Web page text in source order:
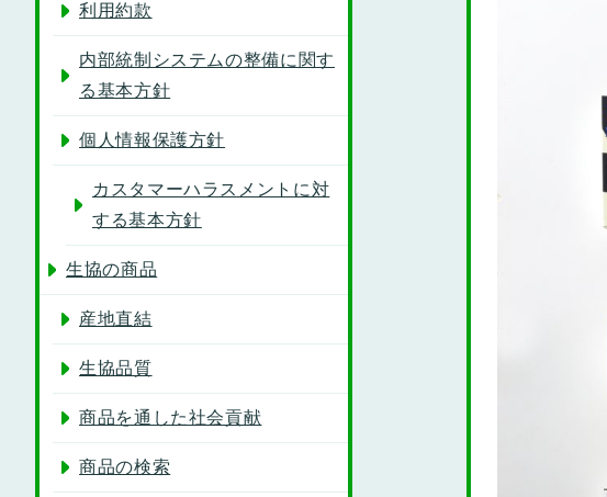
利用約款
内部統制システムの整備に関す
る基本方針
個人情報保護方針
カスタマーハラスメントに対
する基本方針
生協の商品
産地直結
生協品質
商品を通した社会貢献
商品の検索